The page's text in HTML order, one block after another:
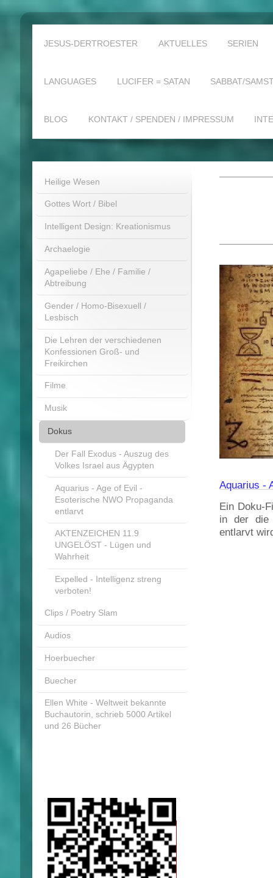
JESUS-DERTROESTER AKTUELLES SERIEN
LANGUAGES LUCIFER = SATAN SABBAT/
BLOG KONTAKT / SPENDEN / IMPRESSUM
Aquarius -
Ein Doku-
in der die
entlarvt
Heilige Wesen
Gottes Wort / Bibel
Intelligent Design: Kreationismus
Archaelogie
Agapeliebe / Ehe / Familie /
Abtreibung
Gender / Homo-Bisexuell /
Lesbisch
Die Lehren der verschiedenen
Konfessionen Groß- und
Freikirchen
Filme
Musik
Dokus
Der Fall Exodus - Auszug des
Volkes Israel aus Ägypten
Aquarius - Age of Evil -
Esoterische NWO Propaganda
entlarvt
AKTENZEICHEN 11.9
UNGELÖST - Lügen und
Wahrheit
Expelled - Intelligenz streng
verboten!
Clips / Poetry Slam
Audios
Hoerbuecher
Buecher
Ellen White - Weltweit bekannte
Buchautorin, schrieb 5000 Artikel
und 26 Bücher